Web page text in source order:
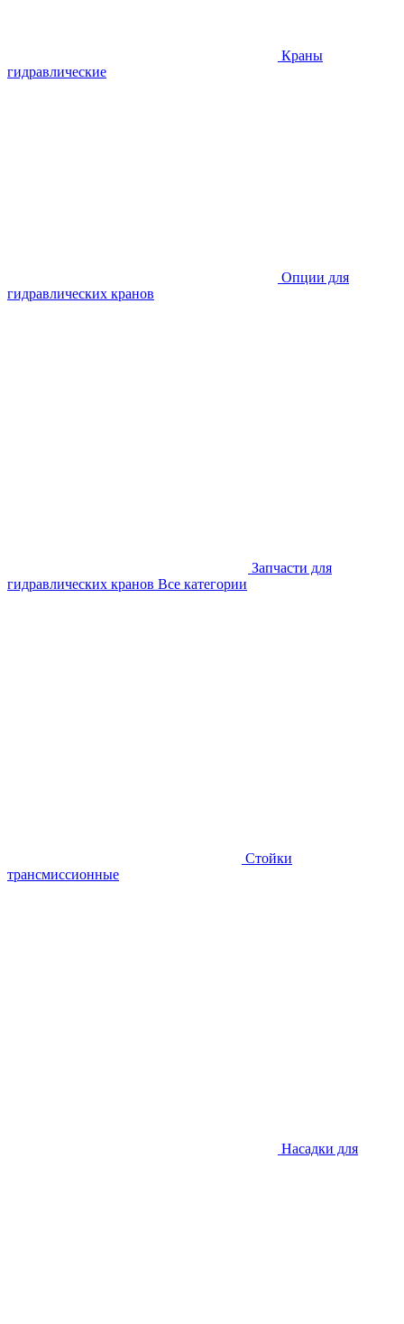
Краны
гидравлические
Опции для
гидравлических кранов
Запчасти для
гидравлических кранов Все категории
Стойки
трансмиссионные
Насадки для